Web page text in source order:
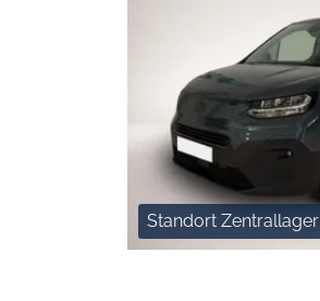
Standort Zentrallager